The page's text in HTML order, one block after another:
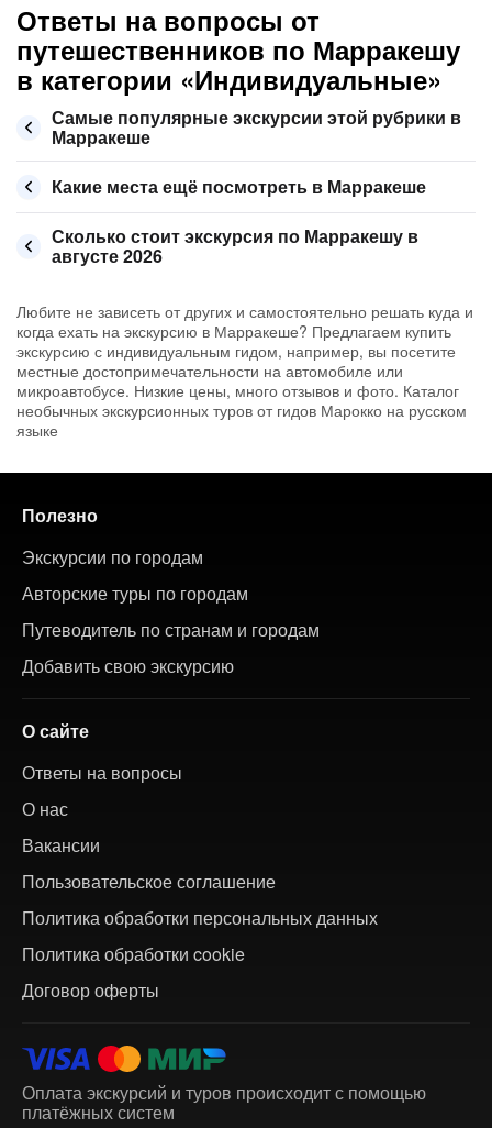
Ответы на вопросы от
путешественников по Марракешу
в категории «Индивидуальные»
Самые популярные экскурсии этой рубрики в
Марракеше
Какие места ещё посмотреть в Марракеше
Сколько стоит экскурсия по Марракешу в
августе 2026
Любите не зависеть от других и самостоятельно решать куда и
когда ехать на экскурсию в Марракеше? Предлагаем купить
экскурсию с индивидуальным гидом, например, вы посетите
местные достопримечательности на автомобиле или
микроавтобусе. Низкие цены, много отзывов и фото. Каталог
необычных экскурсионных туров от гидов Марокко на русском
языке
Полезно
Экскурсии по городам
Авторские туры по городам
Путеводитель по странам и городам
Добавить свою экскурсию
О сайте
Ответы на вопросы
О нас
Вакансии
Пользовательское соглашение
Политика обработки персональных данных
Политика обработки cookie
Договор оферты
Оплата экскурсий и туров происходит с помощью
платёжных систем